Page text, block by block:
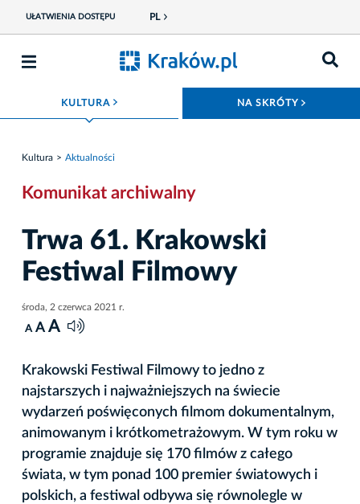
UŁATWIENIA DOSTĘPU PL
KULTURA ROZWIŃ MENU NA SKRÓTY
Kultura Aktualności
Komunikat archiwalny
Trwa 61. Krakowski
Festiwal Filmowy
środa, 2 czerwca 2021 r.
A A A
Krakowski Festiwal Filmowy to jedno z
najstarszych i najważniejszych na świecie
wydarzeń poświęconych filmom dokumentalnym,
animowanym i krótkometrażowym. W tym roku w
programie znajduje się 170 filmów z całego
świata, w tym ponad 100 premier światowych i
polskich, a festiwal odbywa się równolegle w